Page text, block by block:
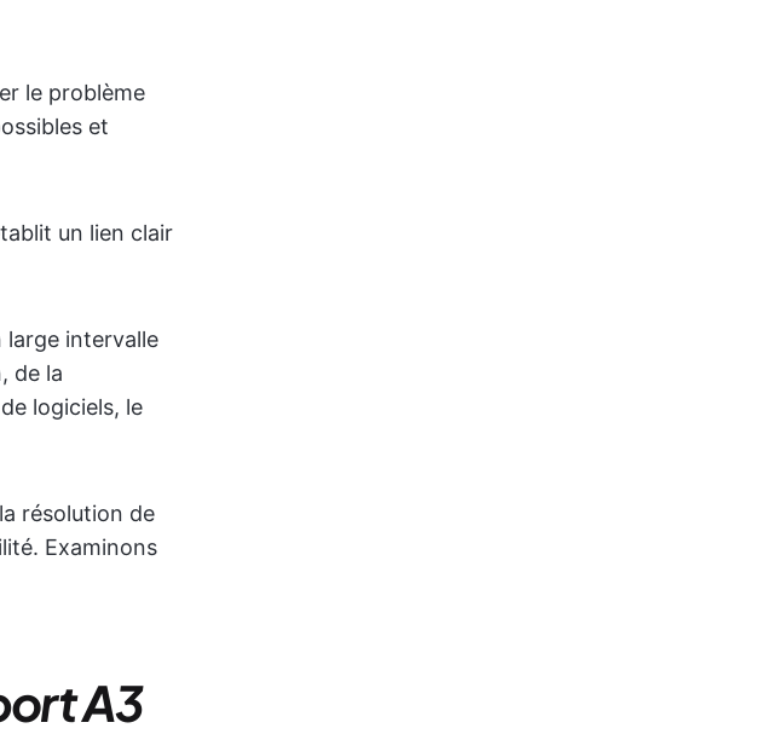
le problème
et
un lien clair
large intervalle
de la
logiciels, le
résolution de
Examinons
A3